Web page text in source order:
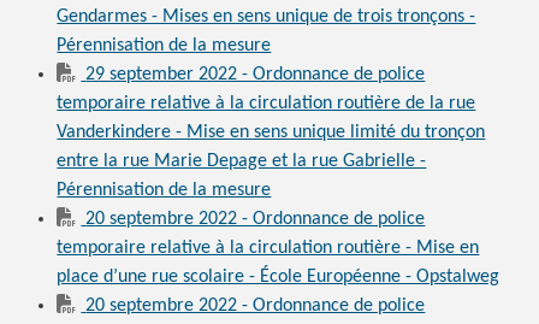
Gendarmes - Mises en sens unique de trois tronçons -
Pérennisation de la mesure
29 september 2022 - Ordonnance de police
temporaire relative à la circulation routière de la rue
Vanderkindere - Mise en sens unique limité du tronçon
entre la rue Marie Depage et la rue Gabrielle -
Pérennisation de la mesure
20 septembre 2022 - Ordonnance de police
temporaire relative à la circulation routière - Mise en
place d’une rue scolaire - École Européenne - Opstalweg
20 septembre 2022 - Ordonnance de police